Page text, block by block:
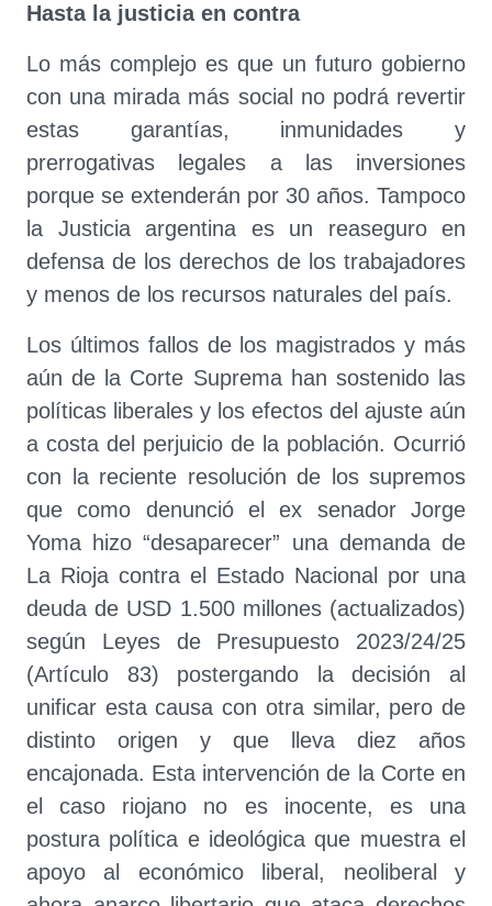
Hasta la justicia en contra
Lo más complejo es que un futuro gobierno
con una mirada más social no podrá revertir
estas garantías, inmunidades y
prerrogativas legales a las inversiones
porque se extenderán por 30 años. Tampoco
la Justicia argentina es un reaseguro en
defensa de los derechos de los trabajadores
y menos de los recursos naturales del país.
Los últimos fallos de los magistrados y más
aún de la Corte Suprema han sostenido las
políticas liberales y los efectos del ajuste aún
a costa del perjuicio de la población. Ocurrió
con la reciente resolución de los supremos
que como denunció el ex senador Jorge
Yoma hizo “desaparecer” una demanda de
La Rioja contra el Estado Nacional por una
deuda de USD 1.500 millones (actualizados)
según Leyes de Presupuesto 2023/24/25
(Artículo 83) postergando la decisión al
unificar esta causa con otra similar, pero de
distinto origen y que lleva diez años
encajonada. Esta intervención de la Corte en
el caso riojano no es inocente, es una
postura política e ideológica que muestra el
apoyo al económico liberal, neoliberal y